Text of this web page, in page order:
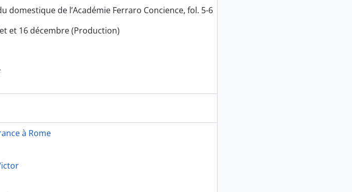
domestique de l’Académie Ferraro Concience, fol. 5-6
et 16 décembre (Production)
à Rome